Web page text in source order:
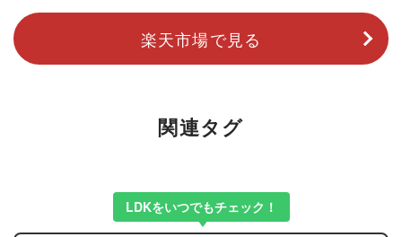
楽天市場で見る
関連タグ
LDKをいつでもチェック！